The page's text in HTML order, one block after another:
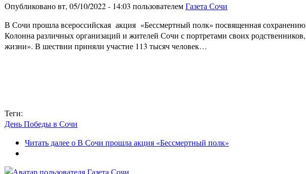
Опубликовано вт, 05/10/2022 - 14:03 пользователемГазета Сочи
В Сочи прошла всероссийская акция «Бессмертный полк» посвященная
Колонна различных организаций и жителей Сочи с портретами своих
жизни». В шествии приняли участие 113 тысяч человек…
Теги:
День Победы в Сочи
Читать далеео В Сочи прошла акция «Бессмертный полк»